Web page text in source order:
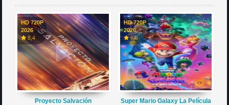
HD 720P
2026
8,4
Proyecto Salvación
HD 720P
2026
6,6
Super Mario Galaxy La Película